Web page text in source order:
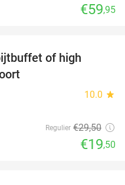
€59,95
of high
10.0 star
Regulier €29,50
€19,50